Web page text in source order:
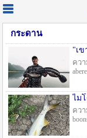
กระดาน
"เ
ควา
ไม
คว